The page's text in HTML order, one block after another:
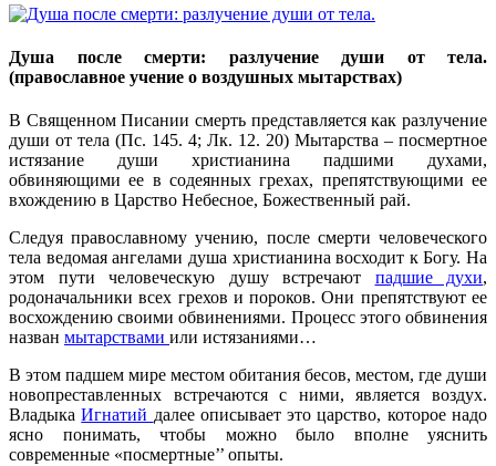
Душа после смерти: разлучение души от тела.
(православное учение о воздушных мытарствах)
В Священном Писании смерть представляется как разлучение
души от тела (Пс. 145. 4; Лк. 12. 20) Мытарства – посмертное
истязание души христианина падшими духами,
обвиняющими ее в содеянных грехах, препятствующими ее
вхождению в Царство Небесное, Божественный рай.
Следуя православному учению, после смерти человеческого
тела ведомая ангелами душа христианинавосходит к Богу. На
этом пути человеческую душу встречают падшие духи,
родоначальники всех грехов и пороков. Они препятствуют ее
восхождению своими обвинениями. Процесс этого обвинения
назван мытарствами или истязаниями…
В этом падшем мире местом обитания бесов, местом, где души
новопреставленных встречаются с ними, является воздух.
ВладыкаИгнатий далее описывает это царство, которое надо
ясно понимать, чтобы можно было вполне уяснить
современные «посмертные’’ опыты.